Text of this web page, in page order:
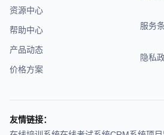
资源中心
帮助中心
产品动态
价格方案
服务
隐私
友情链接：